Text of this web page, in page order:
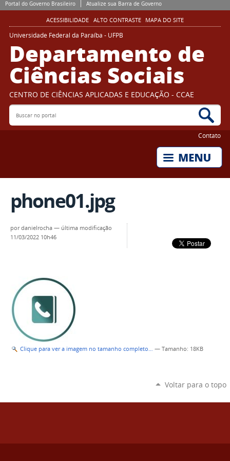
Portal do Governo Brasileiro Atualize sua Barra de Governo
ACESSIBILIDADE ALTO CONTRASTE MAPA DO SITE
Universidade Federal da Paraíba - UFPB
Departamento de
Ciências Sociais
CENTRO DE CIÊNCIAS APLICADAS E EDUCAÇÃO - CCAE
Buscar no portal
Contato
phone01.jpg
pordanielrocha — última modificação
11/03/2022 10h46
Clique para ver a imagem no tamanho completo… — Tamanho: 18KB
Voltar para o topo